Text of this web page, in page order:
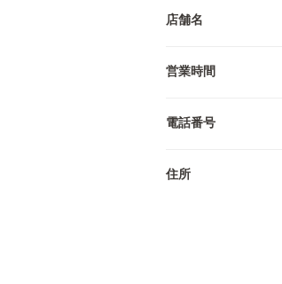
店舗名
営業時間
電話番号
住所